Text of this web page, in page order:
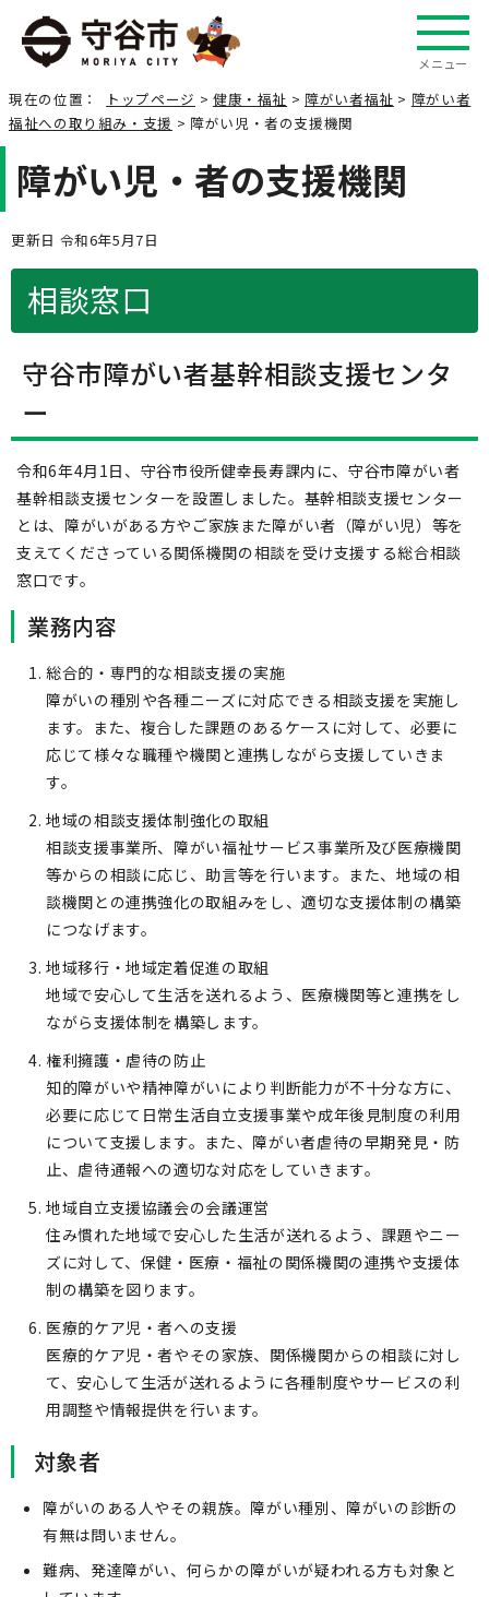
メニュー
現在の位置： トップページ > 健康・福祉 > 障がい者福祉 > 障がい者
福祉への取り組み・支援 > 障がい児・者の支援機関
障がい児・者の支援機関
更新日 令和6年5月7日
相談窓口
守谷市障がい者基幹相談支援センタ
ー
令和6年4月1日、守谷市役所健幸長寿課内に、守谷市障がい者
基幹相談支援センターを設置しました。基幹相談支援センター
とは、障がいがある方やご家族また障がい者（障がい児）等を
支えてくださっている関係機関の相談を受け支援する総合相談
窓口です。
業務内容
総合的・専門的な相談支援の実施
障がいの種別や各種ニーズに対応できる相談支援を実施し
ます。また、複合した課題のあるケースに対して、必要に
応じて様々な職種や機関と連携しながら支援していきま
す。
地域の相談支援体制強化の取組
相談支援事業所、障がい福祉サービス事業所及び医療機関
等からの相談に応じ、助言等を行います。また、地域の相
談機関との連携強化の取組みをし、適切な支援体制の構築
につなげます。
地域移行・地域定着促進の取組
地域で安心して生活を送れるよう、医療機関等と連携をし
ながら支援体制を構築します。
権利擁護・虐待の防止
知的障がいや精神障がいにより判断能力が不十分な方に、
必要に応じて日常生活自立支援事業や成年後見制度の利用
について支援します。また、障がい者虐待の早期発見・防
止、虐待通報への適切な対応をしていきます。
地域自立支援協議会の会議運営
住み慣れた地域で安心した生活が送れるよう、課題やニー
ズに対して、保健・医療・福祉の関係機関の連携や支援体
制の構築を図ります。
医療的ケア児・者への支援
医療的ケア児・者やその家族、関係機関からの相談に対し
て、安心して生活が送れるように各種制度やサービスの利
用調整や情報提供を行います。
対象者
障がいのある人やその親族。障がい種別、障がいの診断の
有無は問いません。
難病、発達障がい、何らかの障がいが疑われる方も対象と